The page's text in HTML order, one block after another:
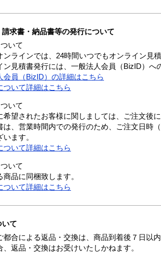
請求書・納品書等の発行について
いて
ンラインでは、24時間いつでもオンライン見
見積書発行には、一般法人会員（BizID）へ
会員（BizID）の詳細はこちら
ついて詳細はこちら
いて
希望されたお客様に関しましては、ご注文後
は、営業時間内での発行のため、ご注文日時
ます。
ついて詳細はこちら
いて
商品に同梱致します。
ついて詳細はこちら
いて
都合による返品・交換は、商品到着後７日以
、返品・交換はお受けいたしかねます。